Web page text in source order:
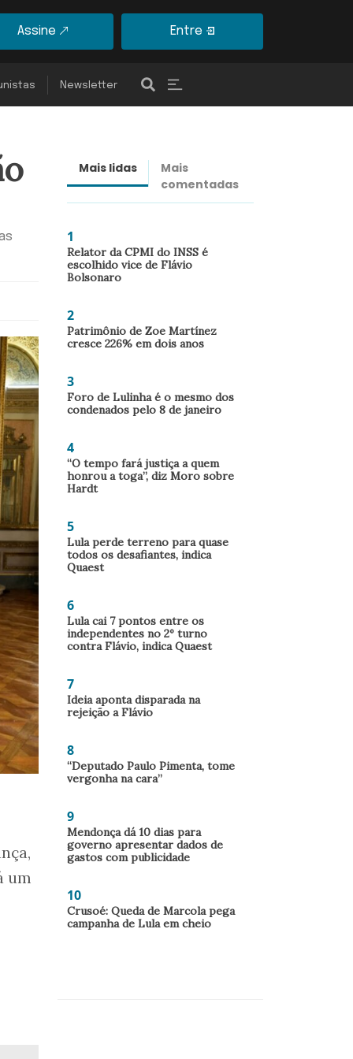
Assine Entre
Newsletter
um
Mais lidas
Mais
comentadas
1
Relator da CPMI do INSS é
escolhido vice de Flávio
Bolsonaro
2
Patrimônio de Zoe Martínez
cresce 226% em dois anos
3
Foro de Lulinha é o mesmo dos
condenados pelo 8 de janeiro
4
“O tempo fará justiça a quem
honrou a toga”, diz Moro sobre
Hardt
5
Lula perde terreno para quase
todos os desafiantes, indica
Quaest
6
Lula cai 7 pontos entre os
independentes no 2º turno
contra Flávio, indica Quaest
7
Ideia aponta disparada na
rejeição a Flávio
8
“Deputado Paulo Pimenta, tome
vergonha na cara”
9
Mendonça dá 10 dias para
governo apresentar dados de
gastos com publicidade
10
Crusoé: Queda de Marcola pega
campanha de Lula em cheio